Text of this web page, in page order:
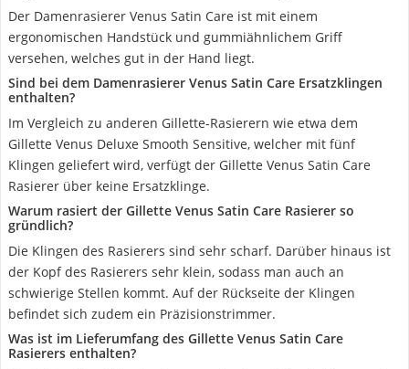
Der Damenrasierer Venus Satin Care ist mit einem
ergonomischen Handstück und gummiähnlichem Griff
versehen, welches gut in der Hand liegt.
Sind bei dem Damenrasierer Venus Satin Care Ersatzklingen
enthalten?
Im Vergleich zu anderen Gillette-Rasierern wie etwa dem
Gillette Venus Deluxe Smooth Sensitive, welcher mit fünf
Klingen geliefert wird, verfügt der Gillette Venus Satin Care
Rasierer über keine Ersatzklinge.
Warum rasiert der Gillette Venus Satin Care Rasierer so
gründlich?
Die Klingen des Rasierers sind sehr scharf. Darüber hinaus ist
der Kopf des Rasierers sehr klein, sodass man auch an
schwierige Stellen kommt. Auf der Rückseite der Klingen
befindet sich zudem ein Präzisionstrimmer.
Was ist im Lieferumfang des Gillette Venus Satin Care
Rasierers enthalten?